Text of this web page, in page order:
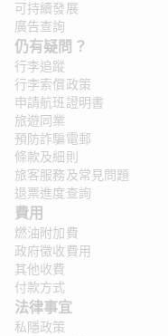
可持續發展
廣告查詢
仍有疑問？
行李追蹤
行李索償政策
申請航班證明書
旅遊同業
預防詐騙電郵
條款及細則
旅客服務及常見問題
退票進度查詢
費用
燃油附加費
政府徵收費用
其他收費
付款方式
法律事宜
私隱政策